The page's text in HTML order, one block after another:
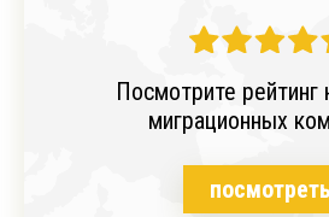
Посмотрите
миграционных
посмотреть